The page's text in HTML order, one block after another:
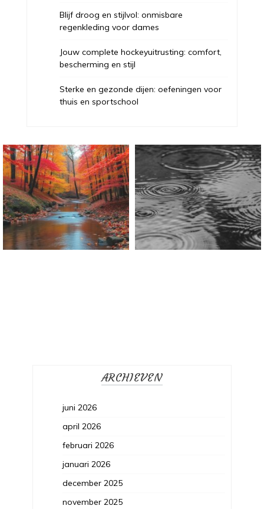
Blijf droog en stijlvol: onmisbare
regenkleding voor dames
Jouw complete hockeyuitrusting: comfort,
bescherming en stijl
Sterke en gezonde dijen: oefeningen voor
thuis en sportschool
ARCHIEVEN
juni 2026
april 2026
februari 2026
januari 2026
december 2025
november 2025